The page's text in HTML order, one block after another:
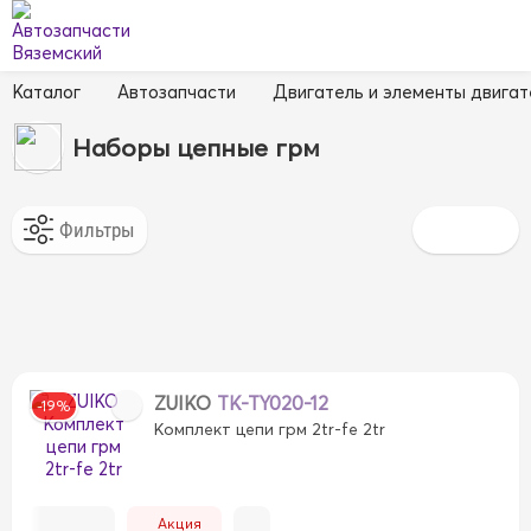
Каталог Автозапчасти Двигатель и элементы
Наборы цепные грм
-19% ZUIKO TK-TY020-12
Комплект цепи грм 2tr-fe 2tr
Акция